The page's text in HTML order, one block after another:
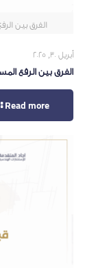
الفرق بين
أبريل 30, 2025
الفرق بين الرفع
Read more